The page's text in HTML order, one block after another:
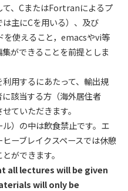
、CまたはFortranによるプ
主にCを用いる）、及び
使えること，emacsやvi等
ができることを前提としま
用するにあたって、輸出規
該当する方（海外居住者
ていただきます。
）の中は飲食禁止です。エ
ーブレイクスペースでは休憩
ができます。
all lectures will be given
will only be